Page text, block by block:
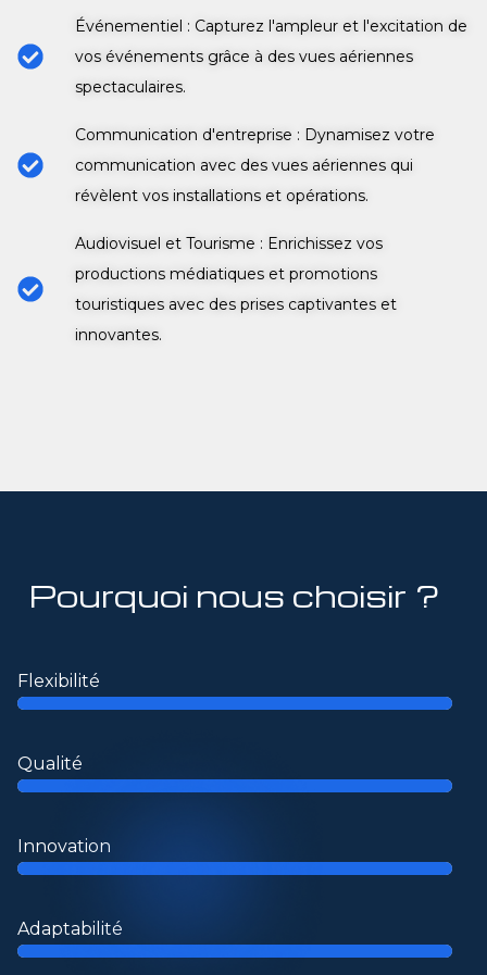
Événementiel : Capturez l'ampleur et l'excitation de
vos événements grâce à des vues aériennes
spectaculaires.
Communication d'entreprise : Dynamisez votre
communication avec des vues aériennes qui
révèlent vos installations et opérations.
Audiovisuel et Tourisme : Enrichissez vos
productions médiatiques et promotions
touristiques avec des prises captivantes et
innovantes.
Pourquoi nous choisir ?
Flexibilité
Qualité
Innovation
Adaptabilité